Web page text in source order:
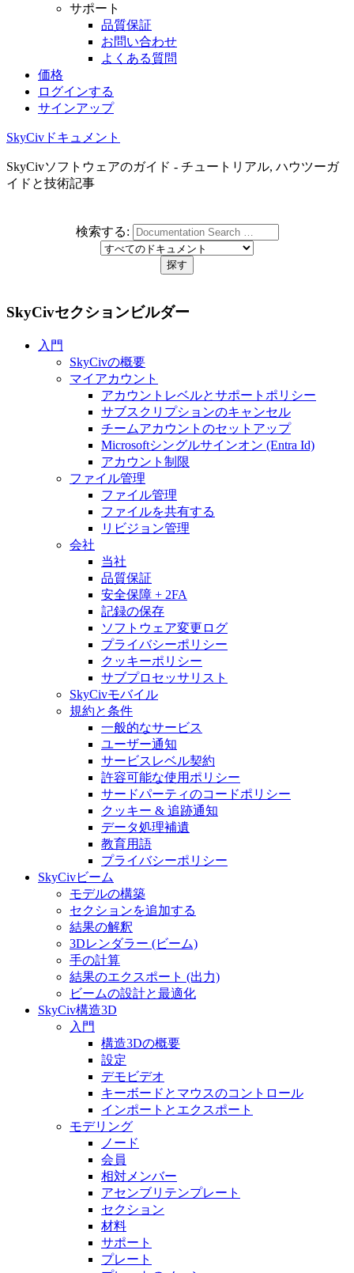
サポート
品質保証
お問い合わせ
よくある質問
価格
ログインする
サインアップ
SkyCivドキュメント
SkyCivソフトウェアのガイド - チュートリアル, ハウツーガ
イドと技術記事
検索する:
SkyCivセクションビルダー
入門
SkyCivの概要
マイアカウント
アカウントレベルとサポートポリシー
サブスクリプションのキャンセル
チームアカウントのセットアップ
Microsoftシングルサインオン (Entra Id)
アカウント制限
ファイル管理
ファイル管理
ファイルを共有する
リビジョン管理
会社
当社
品質保証
安全保障 + 2FA
記録の保存
ソフトウェア変更ログ
プライバシーポリシー
クッキーポリシー
サブプロセッサリスト
SkyCivモバイル
規約と条件
一般的なサービス
ユーザー通知
サービスレベル契約
許容可能な使用ポリシー
サードパーティのコードポリシー
クッキー & 追跡通知
データ処理補遺
教育用語
プライバシーポリシー
SkyCivビーム
モデルの構築
セクションを追加する
結果の解釈
3Dレンダラー (ビーム)
手の計算
結果のエクスポート (出力)
ビームの設計と最適化
SkyCiv構造3D
入門
構造3Dの概要
設定
デモビデオ
キーボードとマウスのコントロール
インポートとエクスポート
モデリング
ノード
会員
相対メンバー
アセンブリテンプレート
セクション
材料
サポート
プレート